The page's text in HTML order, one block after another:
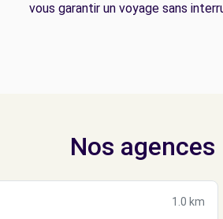
vous garantir un voyage sans
Nos agences
1.0 km